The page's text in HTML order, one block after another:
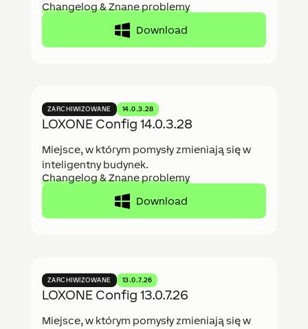
Changelog & Znane problemy
Download
ZARCHIWIZOWANE 14.0.3.28
LOXONE Config 14.0.3.28
Miejsce, w którym pomysły zmieniają się w
inteligentny budynek.
Changelog & Znane problemy
Download
ZARCHIWIZOWANE 13.0.7.26
LOXONE Config 13.0.7.26
Miejsce, w którym pomysły zmieniają się w